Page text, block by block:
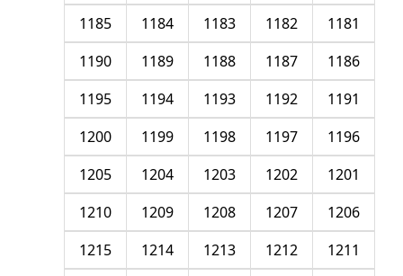
1181
1182
1183
1184
1185
1186
1187
1188
1189
1190
1191
1192
1193
1194
1195
1196
1197
1198
1199
1200
1201
1202
1203
1204
1205
1206
1207
1208
1209
1210
1211
1212
1213
1214
1215